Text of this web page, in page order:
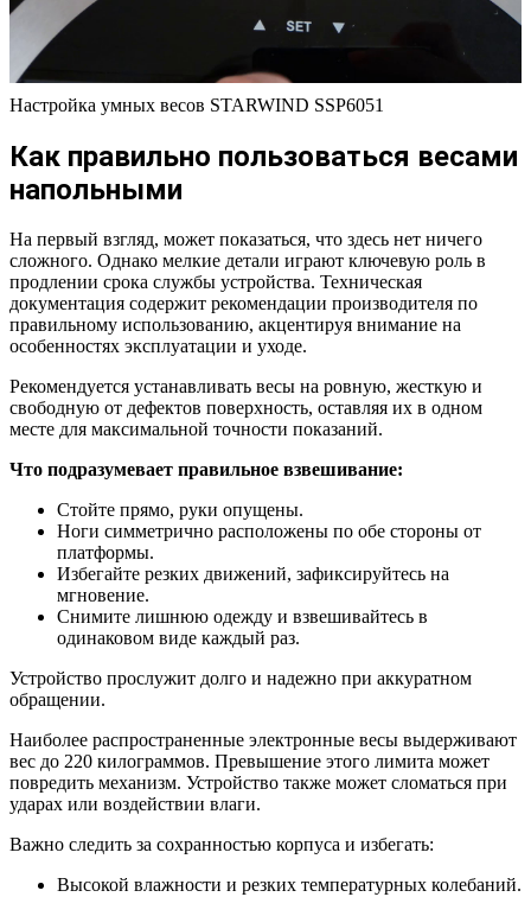
Настройка умных весов STARWIND SSP6051
Как правильно пользоваться весами
напольными
На первый взгляд, может показаться, что здесь нет ничего
сложного. Однако мелкие детали играют ключевую роль в
продлении срока службы устройства. Техническая
документация содержит рекомендации производителя по
правильному использованию, акцентируя внимание на
особенностях эксплуатации и уходе.
Рекомендуется устанавливать весы на ровную, жесткую и
свободную от дефектов поверхность, оставляя их в одном
месте для максимальной точности показаний.
Что подразумевает правильное взвешивание:
Стойте прямо, руки опущены.
Ноги симметрично расположены по обе стороны от
платформы.
Избегайте резких движений, зафиксируйтесь на
мгновение.
Снимите лишнюю одежду и взвешивайтесь в
одинаковом виде каждый раз.
Устройство прослужит долго и надежно при аккуратном
обращении.
Наиболее распространенные электронные весы выдерживают
вес до 220 килограммов. Превышение этого лимита может
повредить механизм. Устройство также может сломаться при
ударах или воздействии влаги.
Важно следить за сохранностью корпуса и избегать:
Высокой влажности и резких температурных колебаний.